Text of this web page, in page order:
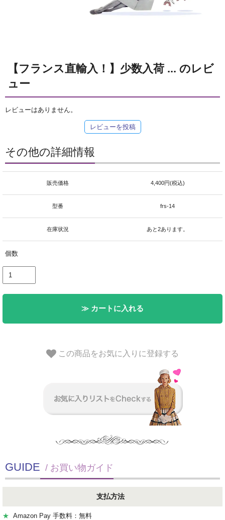
【フランス直輸入！】少数入荷 ... のレビ
ュー
レビューはありません。
レビューを投稿
その他の詳細情報
販売価格 4,400円(税込)
型番 frs-14
在庫状況 あと2あります。
個数
≫ カートに入れる
この商品をお気に入りに登録する
GUIDE / お買い物ガイド
支払方法
★ Amazon Pay 手数料：無料